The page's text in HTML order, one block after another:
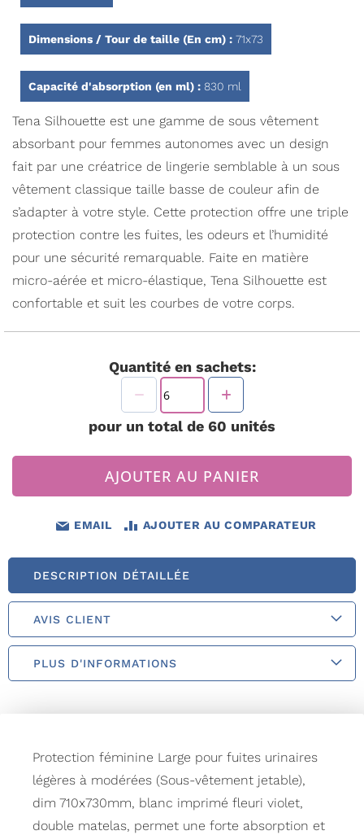
Dimensions / Tour de taille (En cm) : 71x73
Capacité d'absorption (en ml) : 830 ml
Tena Silhouette est une gamme de sous vêtement
absorbant pour femmes autonomes avec un design
fait par une créatrice de lingerie semblable à un sous
vêtement classique taille basse de couleur afin de
s’adapter à votre style. Cette protection offre une triple
protection contre les fuites, les odeurs et l’humidité
pour une sécurité remarquable. Faite en matière
micro-aérée et micro-élastique, Tena Silhouette est
confortable et suit les courbes de votre corps.
Quantité en sachets:
pour un total de 60 unités
AJOUTER AU PANIER
EMAIL AJOUTER AU COMPARATEUR
DESCRIPTION DÉTAILLÉE
AVIS CLIENT
PLUS D'INFORMATIONS
Protection féminine Large pour fuites urinaires
légères à modérées (Sous-vêtement jetable),
dim 710x730mm, blanc imprimé fleuri violet,
double matelas, permet une forte absorption et